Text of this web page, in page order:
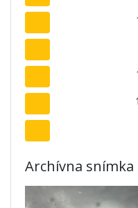
Archívna snímka